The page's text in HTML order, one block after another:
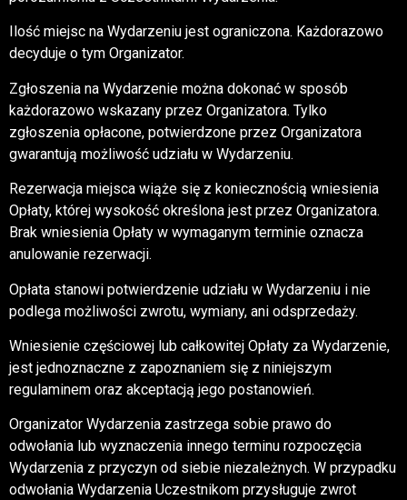
Ilość miejsc na Wydarzeniu jest ograniczona. Każdorazowo
decyduje o tym Organizator.
Zgłoszenia na Wydarzenie można dokonać w sposób
każdorazowo wskazany przez Organizatora. Tylko
zgłoszenia opłacone, potwierdzone przez Organizatora
gwarantują możliwość udziału w Wydarzeniu.
Rezerwacja miejsca wiąże się z koniecznością wniesienia
Opłaty, której wysokość określona jest przez Organizatora.
Brak wniesienia Opłaty w wymaganym terminie oznacza
anulowanie rezerwacji.
Opłata stanowi potwierdzenie udziału w Wydarzeniu i nie
podlega możliwości zwrotu, wymiany, ani odsprzedaży.
Wniesienie częściowej lub całkowitej Opłaty za Wydarzenie,
jest jednoznaczne z zapoznaniem się z niniejszym
regulaminem oraz akceptacją jego postanowień.
Organizator Wydarzenia zastrzega sobie prawo do
odwołania lub wyznaczenia innego terminu rozpoczęcia
Wydarzenia z przyczyn od siebie niezależnych. W przypadku
odwołania Wydarzenia Uczestnikom przysługuje zwrot